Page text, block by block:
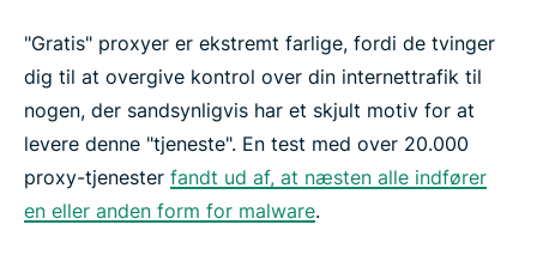
"Gratis" proxyer er ekstremt farlige, fordi de tvinger
dig til at overgive kontrol over din internettrafik til
nogen, der sandsynligvis har et skjult motiv for at
levere denne "tjeneste". En test med over 20.000
proxy-tjenester fandt ud af, at næsten alle indfører
en eller anden form for malware.